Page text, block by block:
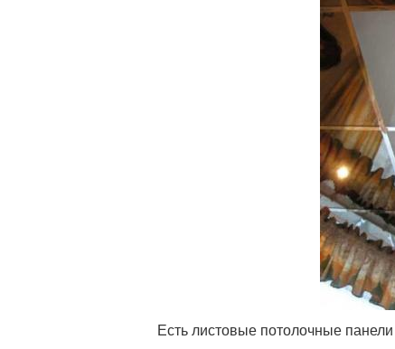
Есть листовые потолочные